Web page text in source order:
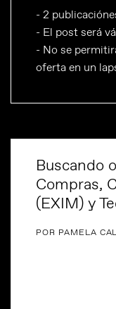
- 2
- El post será
- No se
oferta en un
Buscando
Compras,
(EXIM) y
POR PAMELA